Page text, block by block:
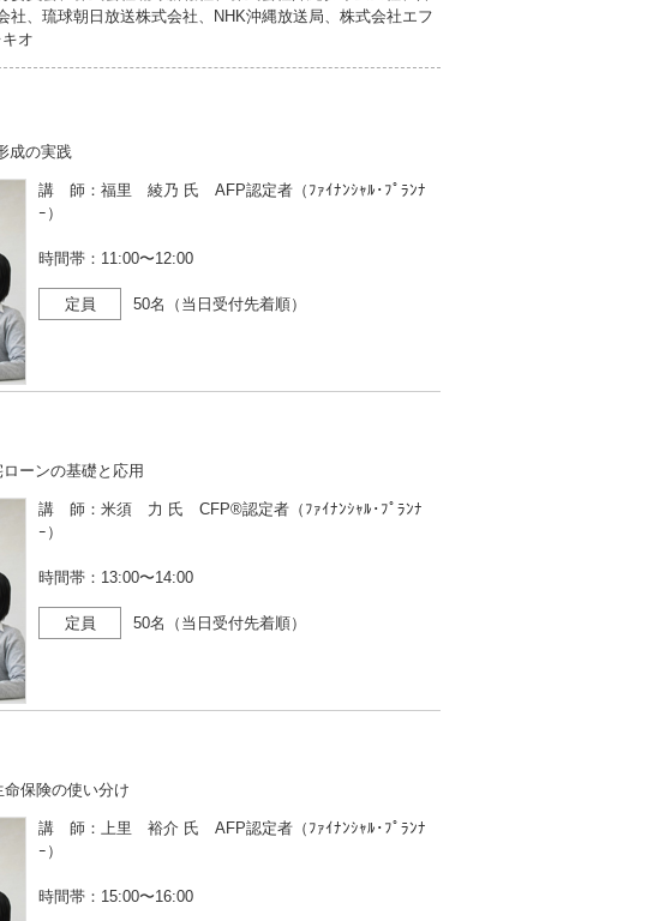
社、琉球朝日放送株式会社、NHK沖縄放送局、株式会社エフ
オ
成の実践
講 師：福里 綾乃 氏 AFP認定者（ﾌｧｲﾅﾝｼｬﾙ･ﾌﾟﾗﾝﾅ
ｰ）
時間帯：11:00〜12:00
定員 50名（当日受付先着順）
ーンの基礎と応用
講 師：米須 力 氏 CFP®認定者（ﾌｧｲﾅﾝｼｬﾙ･ﾌﾟﾗﾝﾅ
ｰ）
時間帯：13:00〜14:00
定員 50名（当日受付先着順）
命保険の使い分け
講 師：上里 裕介 氏 AFP認定者（ﾌｧｲﾅﾝｼｬﾙ･ﾌﾟﾗﾝﾅ
ｰ）
時間帯：15:00〜16:00